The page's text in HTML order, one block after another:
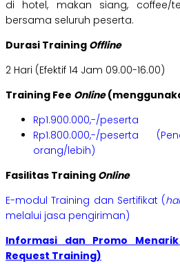
di hotel, makan siang, coffee/
bersama seluruh peserta.
Durasi Training Offline
2 Hari (Efektif 14 Jam 09.00-16.00)
Training Fee Online
Rp1.900.000,-/peserta
Rp1.800.000,-/peserta
orang/lebih)
Fasilitas Training Online
E-modul Training dan Sertifikat (
melalui jasa pengiriman)
Informasi dan Promo
Request Training)